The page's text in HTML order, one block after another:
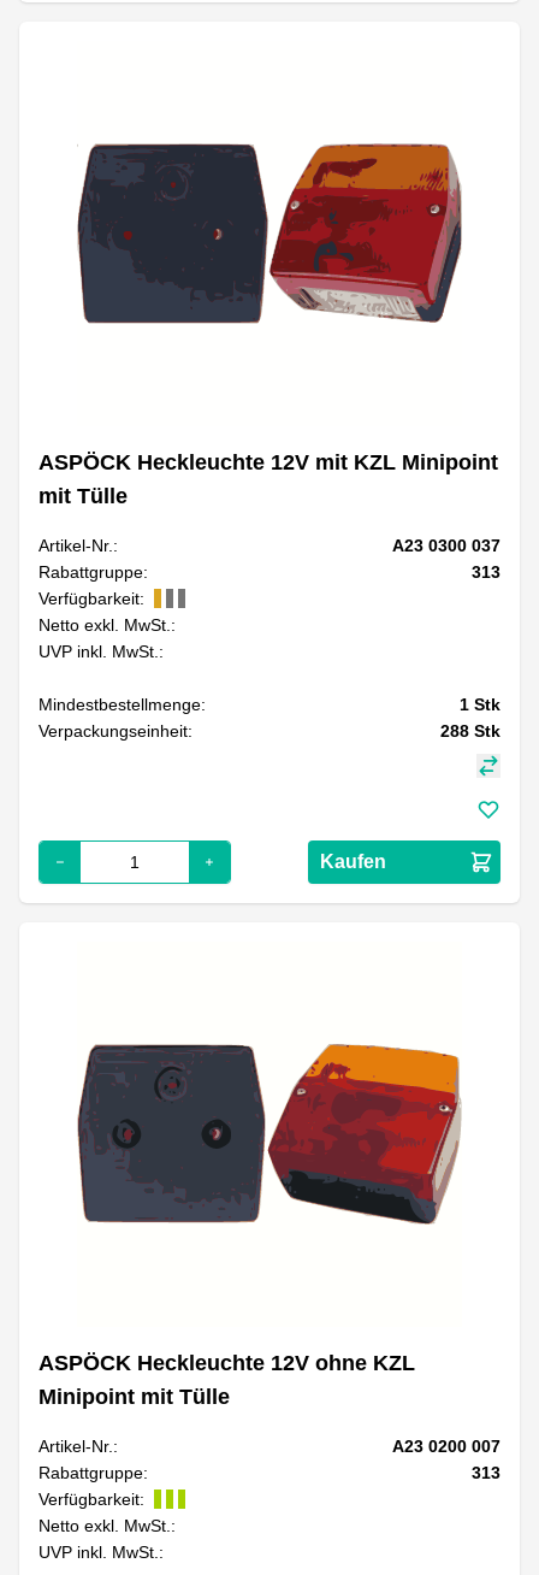
ASPÖCK Heckleuchte 12V mit KZL Minipoint
mit Tülle
Artikel-Nr.:
A23 0300 037
Rabattgruppe:
313
Verfügbarkeit:
Netto exkl. MwSt.:
UVP inkl. MwSt.:
Mindestbestellmenge: 1 Stk
Verpackungseinheit:
288 Stk
Kaufen
ASPÖCK Heckleuchte 12V ohne KZL
Minipoint mit Tülle
Artikel-Nr.:
A23 0200 007
Rabattgruppe:
313
Verfügbarkeit:
Netto exkl. MwSt.:
UVP inkl. MwSt.: